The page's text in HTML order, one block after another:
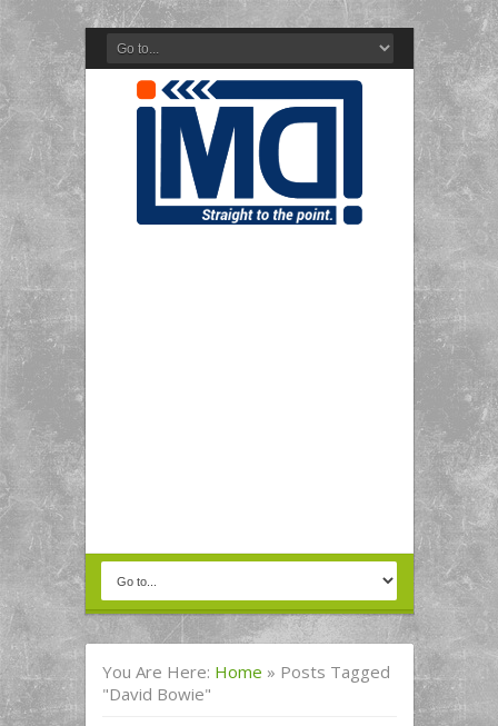
You Are Here: Home » Posts Tagged
"David Bowie"